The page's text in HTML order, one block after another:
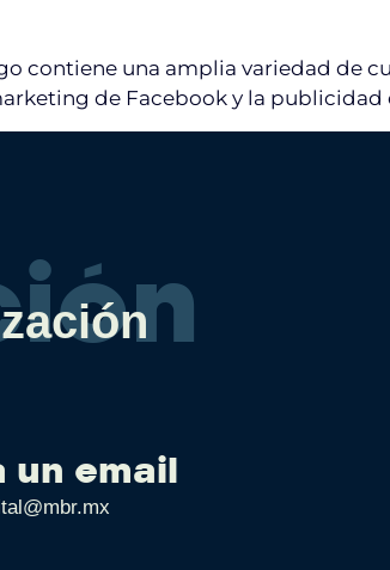
contiene una amplia variedad de
de Facebook y la publicidad
un email